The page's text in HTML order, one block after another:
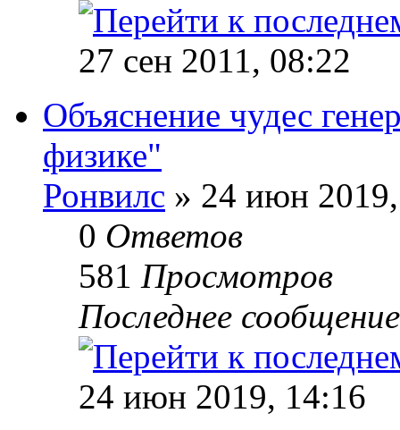
27 сен 2011, 08:22
Объяснение чудес
физике"
Ронвилс » 24 июн
0 Ответов
581 Просмотров
Последнее
24 июн 2019, 14:16